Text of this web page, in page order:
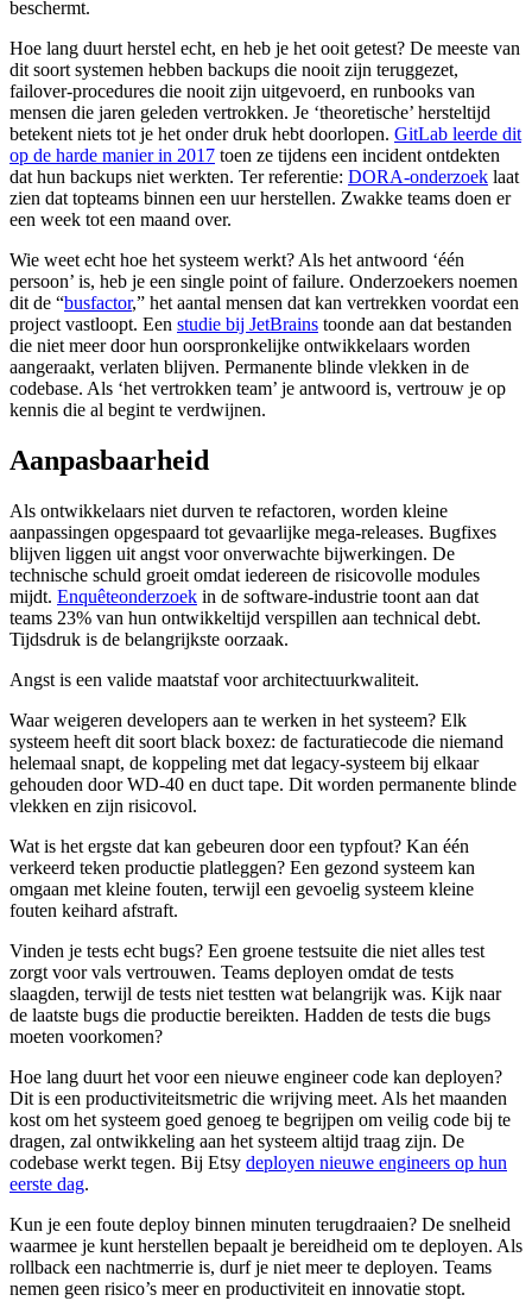
beschermt.
Hoe lang duurt herstel echt, en heb je het ooit getest? De meeste van
dit soort systemen hebben backups die nooit zijn teruggezet,
failover-procedures die nooit zijn uitgevoerd, en runbooks van
mensen die jaren geleden vertrokken. Je ‘theoretische’ hersteltijd
betekent niets tot je het onder druk hebt doorlopen. GitLab leerde dit
op de harde manier in 2017 toen ze tijdens een incident ontdekten
dat hun backups niet werkten. Ter referentie: DORA-onderzoek laat
zien dat topteams binnen een uur herstellen. Zwakke teams doen er
een week tot een maand over.
Wie weet echt hoe het systeem werkt? Als het antwoord ‘één
persoon’ is, heb je een single point of failure. Onderzoekers noemen
dit de “busfactor,” het aantal mensen dat kan vertrekken voordat een
project vastloopt. Een studie bij JetBrains toonde aan dat bestanden
die niet meer door hun oorspronkelijke ontwikkelaars worden
aangeraakt, verlaten blijven. Permanente blinde vlekken in de
codebase. Als ‘het vertrokken team’ je antwoord is, vertrouw je op
kennis die al begint te verdwijnen.
Aanpasbaarheid
Als ontwikkelaars niet durven te refactoren, worden kleine
aanpassingen opgespaard tot gevaarlijke mega-releases. Bugfixes
blijven liggen uit angst voor onverwachte bijwerkingen. De
technische schuld groeit omdat iedereen de risicovolle modules
mijdt. Enquêteonderzoek in de software-industrie toont aan dat
teams 23% van hun ontwikkeltijd verspillen aan technical debt.
Tijdsdruk is de belangrijkste oorzaak.
Angst is een valide maatstaf voor architectuurkwaliteit.
Waar weigeren developers aan te werken in het systeem? Elk
systeem heeft dit soort black boxez: de facturatiecode die niemand
helemaal snapt, de koppeling met dat legacy-systeem bij elkaar
gehouden door WD-40 en duct tape. Dit worden permanente blinde
vlekken en zijn risicovol.
Wat is het ergste dat kan gebeuren door een typfout? Kan één
verkeerd teken productie platleggen? Een gezond systeem kan
omgaan met kleine fouten, terwijl een gevoelig systeem kleine
fouten keihard afstraft.
Vinden je tests echt bugs? Een groene testsuite die niet alles test
zorgt voor vals vertrouwen. Teams deployen omdat de tests
slaagden, terwijl de tests niet testten wat belangrijk was. Kijk naar
de laatste bugs die productie bereikten. Hadden de tests die bugs
moeten voorkomen?
Hoe lang duurt het voor een nieuwe engineer code kan deployen?
Dit is een productiviteitsmetric die wrijving meet. Als het maanden
kost om het systeem goed genoeg te begrijpen om veilig code bij te
dragen, zal ontwikkeling aan het systeem altijd traag zijn. De
codebase werkt tegen. Bij Etsy deployen nieuwe engineers op hun
eerste dag.
Kun je een foute deploy binnen minuten terugdraaien? De snelheid
waarmee je kunt herstellen bepaalt je bereidheid om te deployen. Als
rollback een nachtmerrie is, durf je niet meer te deployen. Teams
nemen geen risico’s meer en productiviteit en innovatie stopt.